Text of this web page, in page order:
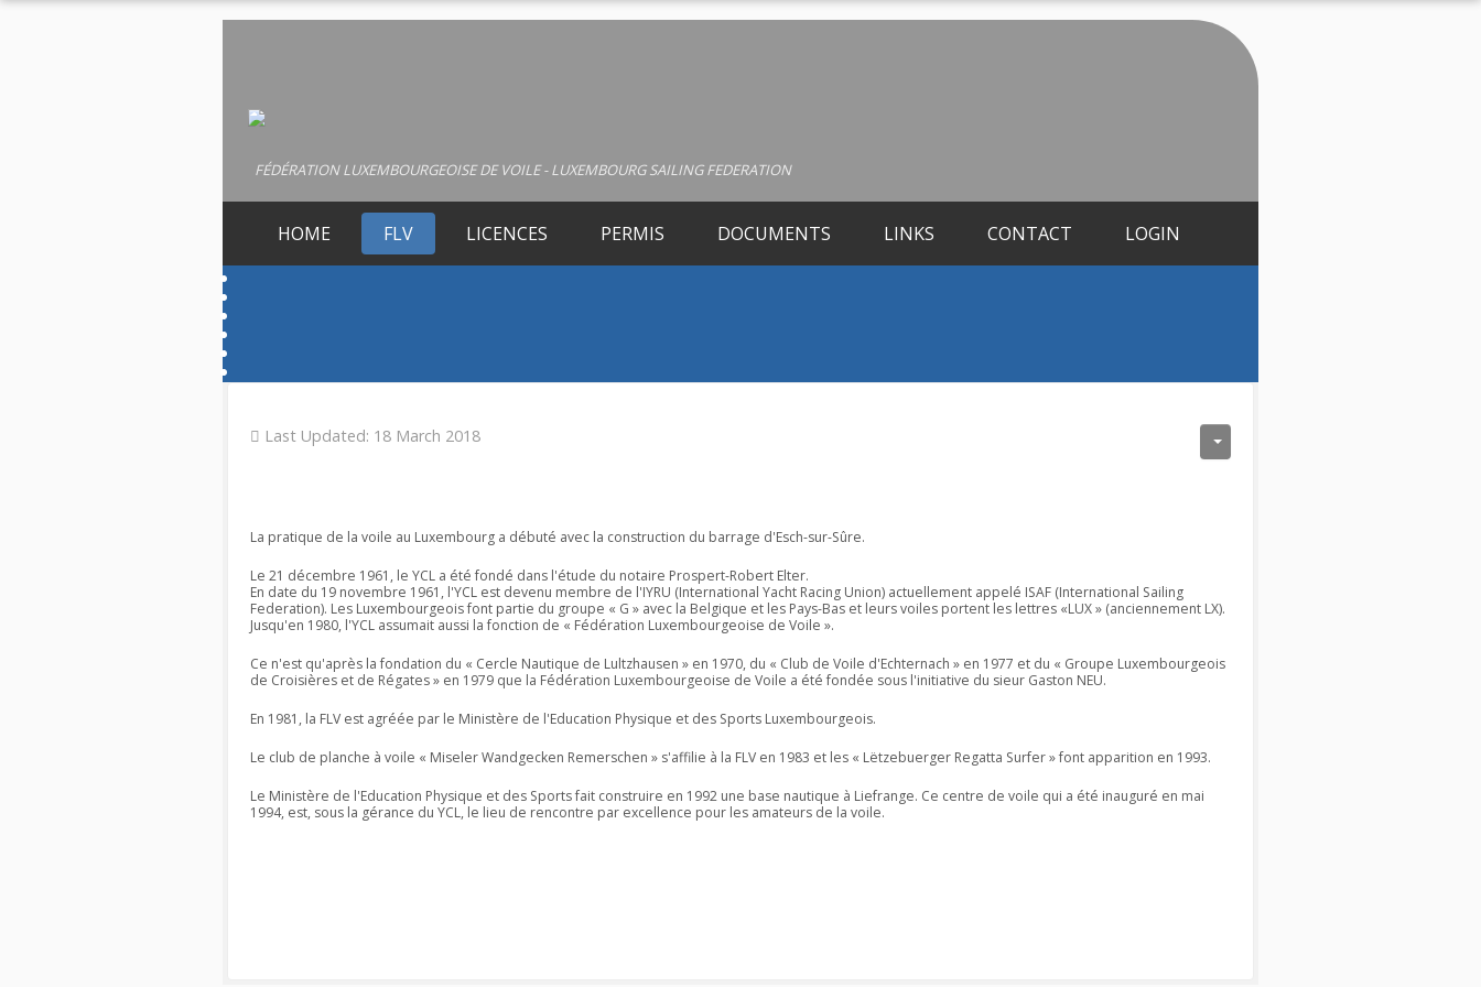
FÉDÉRATION LUXEMBOURGEOISE DE VOILE - LUXEMBOURG SAILING FEDERATION
HOME FLV LICENCES PERMIS DOCUMENTS LINKS CONTACT LOGIN
Last Updated: 18 March 2018
La pratique de la voile au Luxembourg a débuté avec la construction du barrage d'Esch-sur-Sûre.
Le 21 décembre 1961, le YCL a été fondé dans l'étude du notaire Prospert-Robert Elter.
En date du 19 novembre 1961, l'YCL est devenu membre de l'IYRU (International Yacht Racing Union) actuellement appelé ISAF (International Sailing
Federation). Les Luxembourgeois font partie du groupe « G » avec la Belgique et les Pays-Bas et leurs voiles portent les lettres «LUX » (anciennement LX).
Jusqu'en 1980, l'YCL assumait aussi la fonction de « Fédération Luxembourgeoise de Voile ».
Ce n'est qu'après la fondation du « Cercle Nautique de Lultzhausen » en 1970, du « Club de Voile d'Echternach » en 1977 et du « Groupe Luxembourgeois
de Croisières et de Régates » en 1979 que la Fédération Luxembourgeoise de Voile a été fondée sous l'initiative du sieur Gaston NEU.
En 1981, la FLV est agréée par le Ministère de l'Education Physique et des Sports Luxembourgeois.
Le club de planche à voile « Miseler Wandgecken Remerschen » s'affilie à la FLV en 1983 et les « Lëtzebuerger Regatta Surfer » font apparition en 1993.
Le Ministère de l'Education Physique et des Sports fait construire en 1992 une base nautique à Liefrange. Ce centre de voile qui a été inauguré en mai
1994, est, sous la gérance du YCL, le lieu de rencontre par excellence pour les amateurs de la voile.